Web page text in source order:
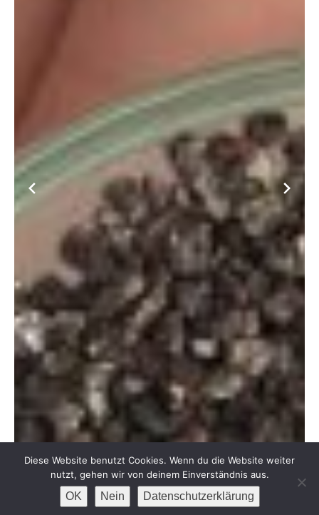
Diese Website benutzt Cookies. Wenn du die Website weiter
nutzt, gehen wir von deinem Einverständnis aus.
OK Nein Datenschutzerklärung